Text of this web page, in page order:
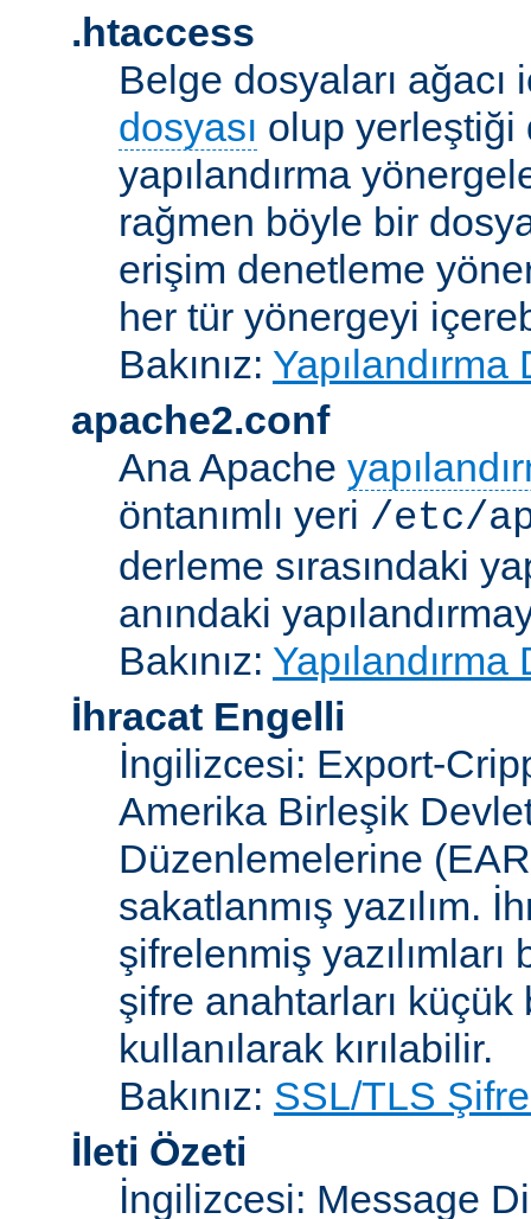
.htaccess
Belge dosyaları
dosyası olup yerleştiği
yapılandırma
rağmen böyle bir
erişim denetleme
her tür yönergeyi
Bakınız: Yapılandırma
apache2.conf
Ana Apache
öntanımlı yeri /etc/
derleme sırasındaki
anındaki
Bakınız: Yapılandırma
İhracat Engelli
İngilizcesi: Export-
Amerika Birleşik
Düzenlemelerine
sakatlanmış yazılım.
şifrelenmiş
şifre anahtarları
kullanılarak kırılabilir.
Bakınız: SSL/TLS
İleti Özeti
İngilizcesi: Message